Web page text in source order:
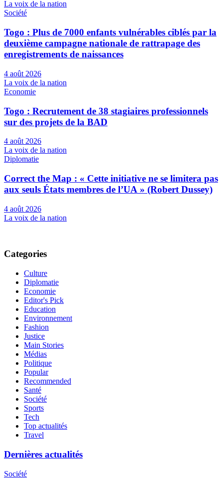
La voix de la nation
Société
Togo : Plus de 7000 enfants vulnérables ciblés par la
deuxième campagne nationale de rattrapage des
enregistrements de naissances
4 août 2026
La voix de la nation
Economie
Togo : Recrutement de 38 stagiaires professionnels
sur des projets de la BAD
4 août 2026
La voix de la nation
Diplomatie
Correct the Map : « Cette initiative ne se limitera pas
aux seuls États membres de l’UA » (Robert Dussey)
4 août 2026
La voix de la nation
Categories
Culture
Diplomatie
Economie
Editor's Pick
Education
Environnement
Fashion
Justice
Main Stories
Médias
Politique
Popular
Recommended
Santé
Société
Sports
Tech
Top actualités
Travel
Dernières actualités
Société